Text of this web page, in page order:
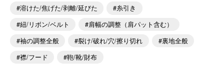
溶けた/焦げた/剥離/延びた
糸引き
紐/リボン/ベルト
肩幅の調整（肩パット含む）
袖の調整全般
裂け/破れ/穴/擦り切れ
裏地全般
襟/フード
鞄/靴/財布